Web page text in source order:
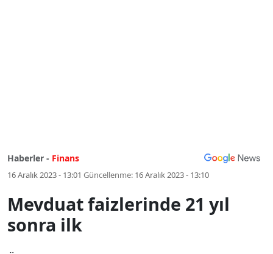
Haberler - Finans
16 Aralık 2023 - 13:01 Güncellenme: 16 Aralık 2023 - 13:10
Mevduat faizlerinde 21 yıl
sonra ilk